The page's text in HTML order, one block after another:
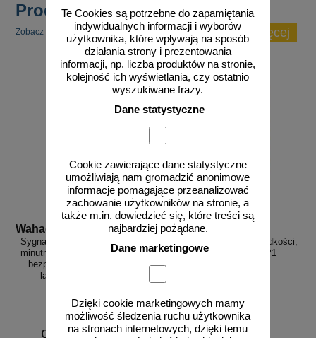
Te Cookies są potrzebne do zapamiętania
indywidualnych informacji i wyborów
użytkownika, które wpływają na sposób
działania strony i prezentowania
informacji, np. liczba produktów na stronie,
kolejność ich wyświetlania, czy ostatnio
wyszukiwane frazy.
Dane statystyczne
Cookie zawierające dane statystyczne
umożliwiają nam gromadzić anonimowe
informacje pomagające przeanalizować
zachowanie użytkowników na stronie, a
także m.in. dowiedzieć się, które treści są
najbardziej pożądane.
Dane marketingowe
Dzięki cookie marketingowych mamy
możliwość śledzenia ruchu użytkownika
na stronach internetowych, dzięki temu
Produkty popularne
Zobacz inne popularne produkty w tej kategorii. zobacz więcej
Wahadlo 20 min
Sygnalizacja świetlna drogowa z
minutnikiem, tymczasowa, LED,
bezprzewodowa, wahadłowa,
lampy 20 cm - komplet
od 6226,88 zł
3D_MP-DP1
Radarowy wyświetlacz prędkości,
radar drogowy MP-DP1